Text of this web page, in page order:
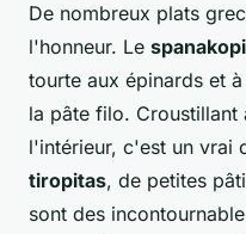
De nombreux plats
l'honneur. Le
tourte aux épinards et
la pâte filo.
l'intérieur, c'est un vrai
tiropitas, de petites
sont des